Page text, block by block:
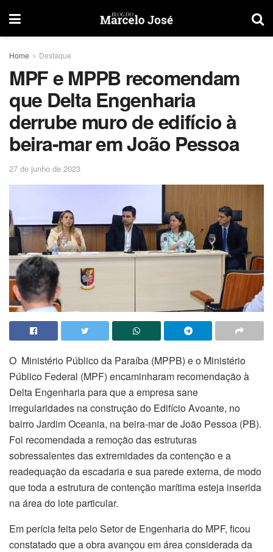
Home Destaque
MPF e MPPB recomendam
que Delta Engenharia
derrube muro de edifício à
beira-mar em João Pessoa
27 de junho de 2023
O Ministério Público da Paraíba (MPPB) e o Ministério
Público Federal (MPF) encaminharam recomendação à
Delta Engenharia para que a empresa sane
irregularidades na construção do Edifício Avoante, no
bairro Jardim Oceania, na beira-mar de João Pessoa (PB).
Foi recomendada a remoção das estruturas
sobressalentes das extremidades da contenção e a
readequação da escadaria e sua parede externa, de modo
que toda a estrutura de contenção marítima esteja inserida
na área do lote particular.
Em perícia feita pelo Setor de Engenharia do MPF, ficou
constatado que a obra avançou em área considerada da